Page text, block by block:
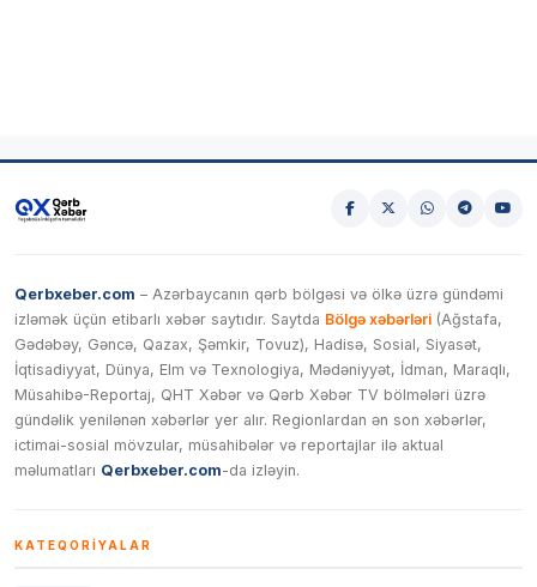
Qerbxeber.com – Azərbaycanın qərb bölgəsi və ölkə üzrə gündəmi
izləmək üçün etibarlı xəbər saytıdır. Saytda Bölgə xəbərləri (Ağstafa,
Gədəbəy, Gəncə, Qazax, Şəmkir, Tovuz), Hadisə, Sosial, Siyasət,
İqtisadiyyat, Dünya, Elm və Texnologiya, Mədəniyyət, İdman, Maraqlı,
Müsahibə-Reportaj, QHT Xəbər və Qərb Xəbər TV bölmələri üzrə
gündəlik yenilənən xəbərlər yer alır. Regionlardan ən son xəbərlər,
ictimai-sosial mövzular, müsahibələr və reportajlar ilə aktual
məlumatları Qerbxeber.com-da izləyin.
KATEQORIYALAR